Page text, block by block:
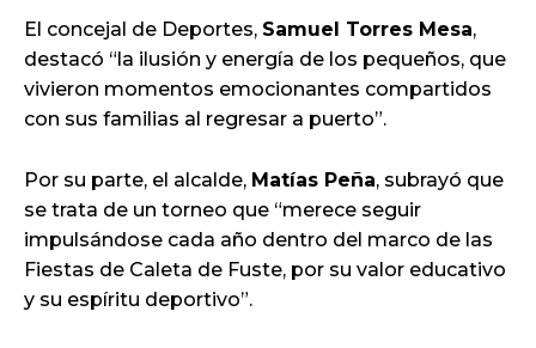
El concejal de Deportes, Samuel Torres Mesa,
destacó “la ilusión y energía de los pequeños, que
vivieron momentos emocionantes compartidos
con sus familias al regresar a puerto”.
Por su parte, el alcalde, Matías Peña, subrayó que
se trata de un torneo que “merece seguir
impulsándose cada año dentro del marco de las
Fiestas de Caleta de Fuste, por su valor educativo
y su espíritu deportivo”.